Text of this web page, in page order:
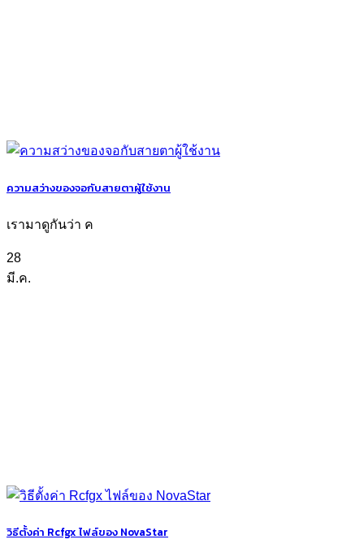
ความสว่างของจอกับสายตาผู้ใช้งาน
เรามาดูกันว่า ค
28
มี.ค.
วิธีตั้งค่า Rcfgx ไฟล์ของ NovaStar